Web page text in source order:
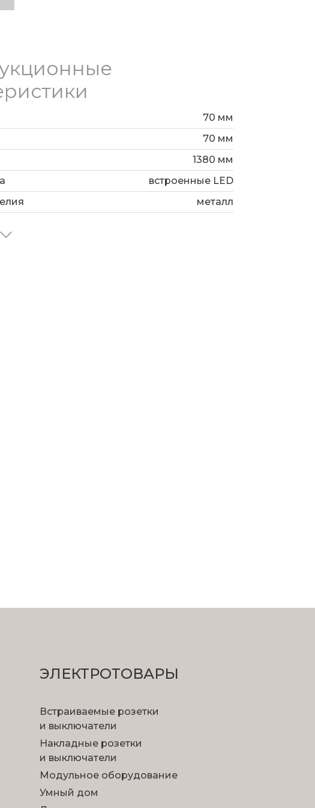
служат LED светодиоды с мощностью 18
70 мм
70 мм
1380 мм
встроенные LED
металл
ЭЛЕКТРОТОВАРЫ
Встраиваемые розетки
и выключатели
Накладные розетки
и выключатели
Модульное оборудование
Умный дом